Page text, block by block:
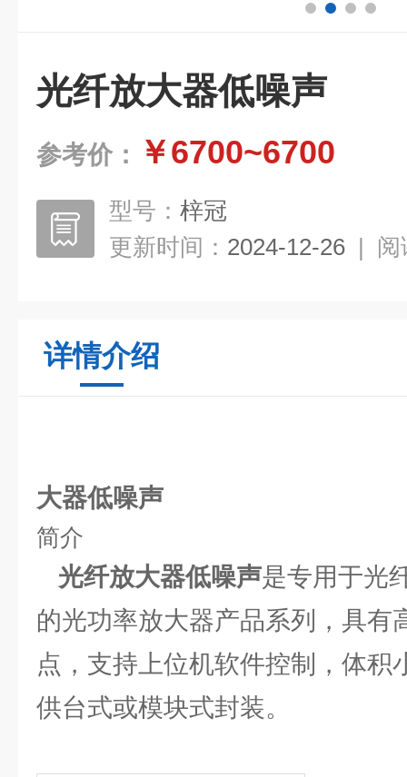
光纤放大器低噪声
参考价： ￥6700~6700
型号： 梓冠
更新时间： 2024-12-26 | 阅
详情介绍
大器低噪声
简介
光纤放大器低噪声是专用于光
的光功率放大器产品系列，具有
点，支持上位机软件控制，体积
供台式或模块式封装。